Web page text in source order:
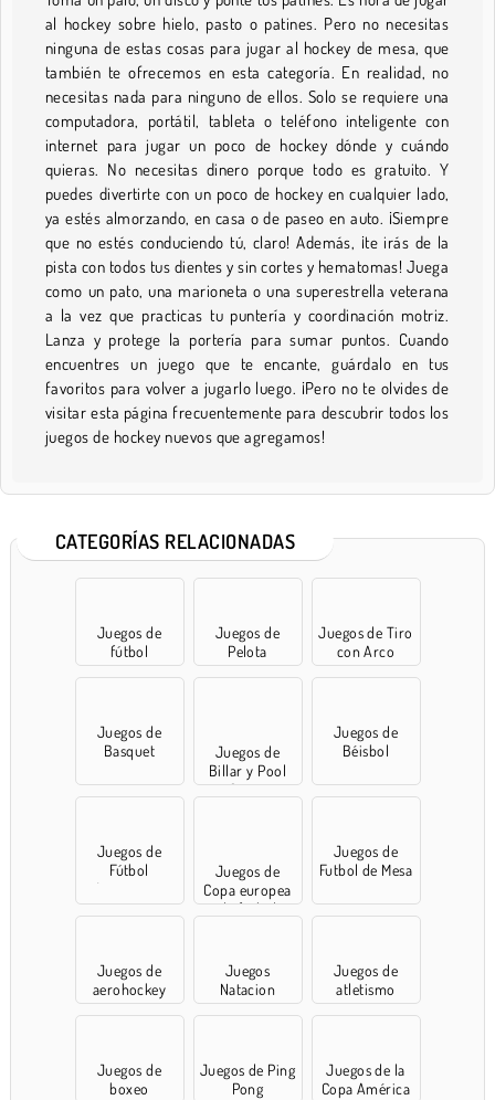
al hockey sobre hielo, pasto o patines. Pero no necesitas
ninguna de estas cosas para jugar al hockey de mesa, que
también te ofrecemos en esta categoría. En realidad, no
necesitas nada para ninguno de ellos. Solo se requiere una
computadora, portátil, tableta o teléfono inteligente con
internet para jugar un poco de hockey dónde y cuándo
quieras. No necesitas dinero porque todo es gratuito. Y
puedes divertirte con un poco de hockey en cualquier lado,
ya estés almorzando, en casa o de paseo en auto. ¡Siempre
que no estés conduciendo tú, claro! Además, ¡te irás de la
pista con todos tus dientes y sin cortes y hematomas! Juega
como un pato, una marioneta o una superestrella veterana
a la vez que practicas tu puntería y coordinación motriz.
Lanza y protege la portería para sumar puntos. Cuando
encuentres un juego que te encante, guárdalo en tus
favoritos para volver a jugarlo luego. ¡Pero no te olvides de
visitar esta página frecuentemente para descubrir todos los
juegos de hockey nuevos que agregamos!
CATEGORÍAS RELACIONADAS
Juegos de
fútbol
Juegos de
Pelota
Juegos de Tiro
con Arco
Juegos de
Basquet
Juegos de
Billar y Pool
Gratis
Juegos de
Béisbol
Juegos de
Fútbol
Americano
Juegos de
Copa europea
de fútbol
Juegos de
Futbol de Mesa
Juegos de
aerohockey
Juegos
Natacion
Juegos de
atletismo
Juegos de
boxeo
Juegos de Ping
Pong
Juegos de la
Copa América